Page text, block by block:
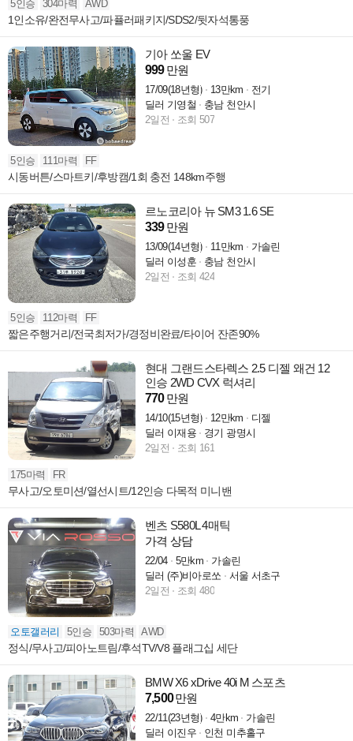
5인승 304마력 AWD
1인소유/완전무사고/파퓰러패키지/SDS2/뒷자석통풍
기아 쏘울 EV
999만원
17/09(18년형) 13만km
전기
딜러 기영철
충남 천안시
2일전
조회 507
5인승 111마력 FF
시동버튼/스마트키/후방캠/1회 충전 148km주행
르노코리아 뉴 SM3 1.6 SE
339만원
13/09(14년형) 11만km
가솔린
딜러 이성훈
충남 천안시
2일전
조회 424
5인승 112마력 FF
짧은주행거리/전국최저가/경정비완료/타이어 잔존90%
현대 그랜드스타렉스 2.5 디젤 왜건 12
인승 2WD CVX 럭셔리
770만원
14/10(15년형) 12만km
디젤
딜러 이재용
경기 광명시
2일전
조회 161
175마력 FR
무사고/오토미션/열선시트/12인승 다목적 미니밴
벤츠 S580L 4매틱
가격 상담
22/04 5만km
가솔린
딜러 (주)비아로쏘
서울 서초구
2일전
조회 480
오토갤러리 5인승 503마력 AWD
정식/무사고/피아노트림/후석TV/V8 플래그십 세단
BMW X6 xDrive 40i M 스포츠
7,500만원
22/11(23년형) 4만km
가솔린
딜러 이진우
인천 미추홀구